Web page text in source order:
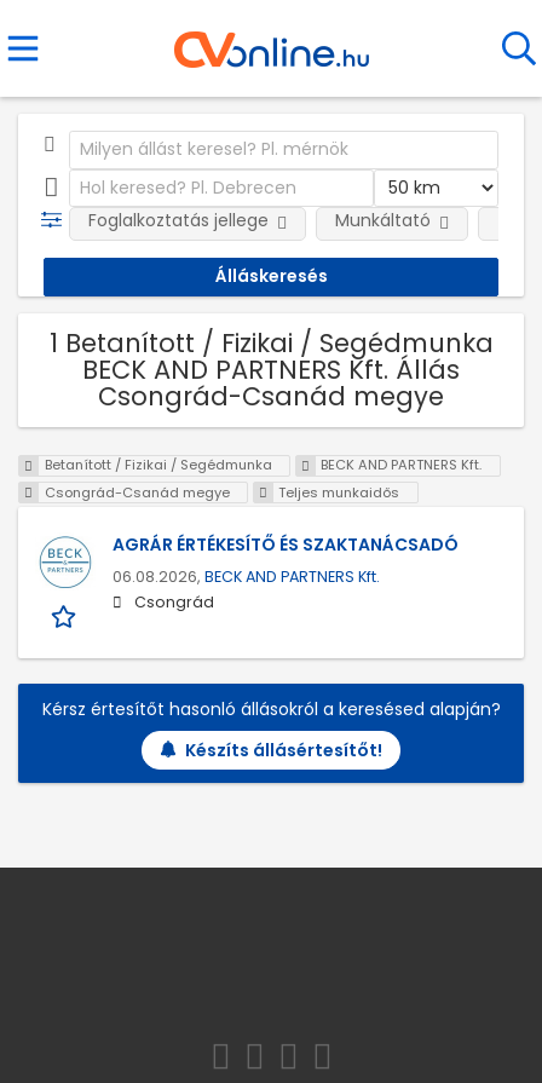
Foglalkoztatás jellege Munkáltató
1 Betanított / Fizikai / Segédmunka
BECK AND PARTNERS Kft. Állás
Csongrád-Csanád megye
Betanított / Fizikai / Segédmunka
BECK AND PARTNERS Kft.
Csongrád-Csanád megye
Teljes munkaidős
AGRÁR ÉRTÉKESÍTŐ ÉS SZAKTANÁCSADÓ
06.08.2026, BECK AND PARTNERS Kft.
Csongrád
Kérsz értesítőt hasonló állásokról a keresésed alapján?
Készíts állásértesítőt!